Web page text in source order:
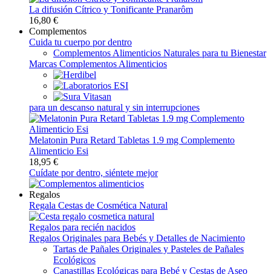
La difusión Cítrico y Tonificante Pranarôm
16,80 €
Complementos
Cuida tu cuerpo por dentro
Complementos Alimenticios Naturales para tu Bienestar
Marcas Complementos Alimenticios
para un descanso natural y sin interrupciones
Melatonin Pura Retard Tabletas 1.9 mg Complemento
Alimenticio Esi
18,95 €
Cuídate por dentro, siéntete mejor
Regalos
Regala Cestas de Cosmética Natural
Regalos para recién nacidos
Regalos Originales para Bebés y Detalles de Nacimiento
Tartas de Pañales Originales y Pasteles de Pañales
Ecológicos
Canastillas Ecológicas para Bebé y Cestas de Aseo